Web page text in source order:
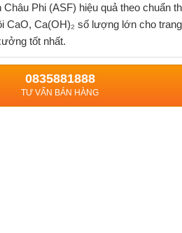
Phi (ASF) hiệu quả theo chuẩn
CaO, Ca(OH)₂ số lượng lớn cho trang
tốt nhất.
0835881888
TƯ VẤN BÁN HÀNG